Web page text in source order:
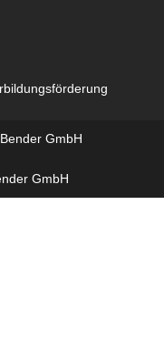
GmbH
GmbH